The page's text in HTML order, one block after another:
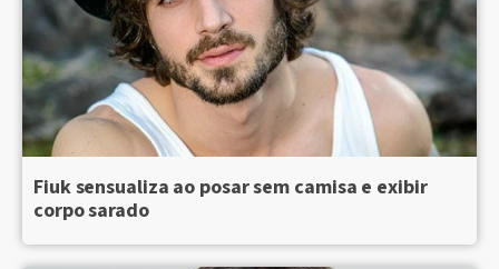
Fiuk sensualiza ao posar sem camisa e exibir
corpo sarado